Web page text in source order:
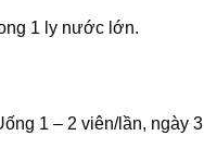
1 ly nước lớn.
1 – 2 viên/lần, ngày